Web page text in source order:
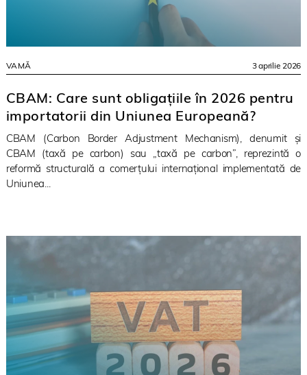
VAMĂ 3 aprilie 2026
CBAM: Care sunt obligațiile în 2026 pentru
importatorii din Uniunea Europeană?
CBAM (Carbon Border Adjustment Mechanism), denumit și
CBAM (taxă pe carbon) sau „taxă pe carbon”, reprezintă o
reformă structurală a comerțului internațional implementată de
Uniunea...